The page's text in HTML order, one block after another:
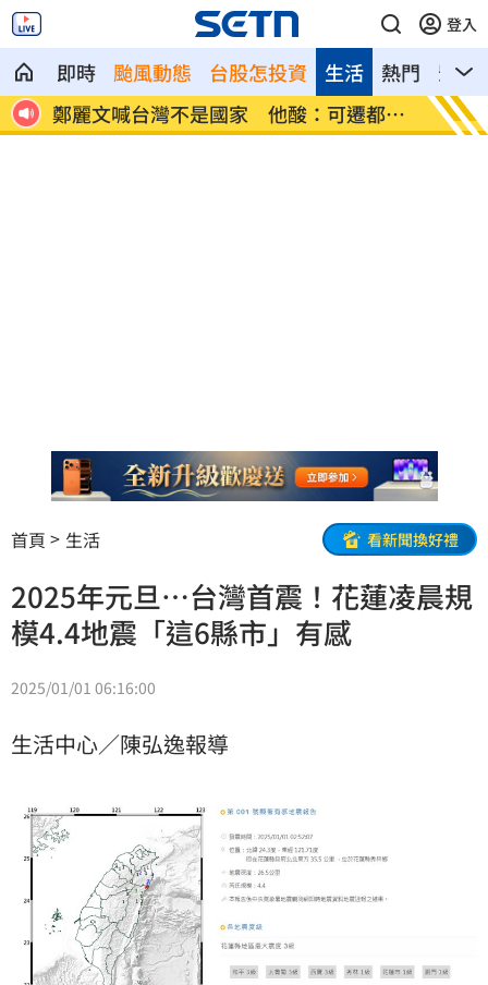
登入
即時 颱風動態 台股怎投資 熱門 影音
生活
重
張景森轟慈濟為什麼這麼好騙？ 柯轟
首頁 生活 看新聞換好禮
2025年元旦…台灣首震！花蓮凌晨規
模4.4地震「這6縣市」有感
2025/01/01 06:16:00
生活中心／陳弘逸報導